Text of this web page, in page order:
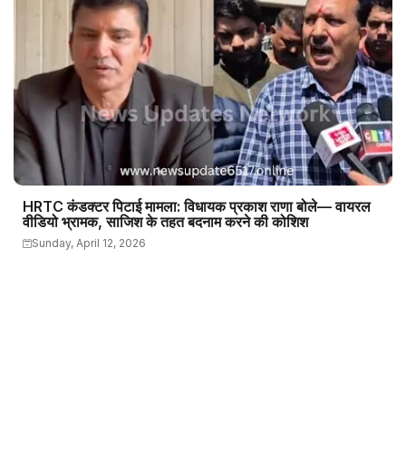
HRTC कंडक्टर पिटाई मामला: विधायक प्रकाश राणा बोले— वायरल
वीडियो भ्रामक, साजिश के तहत बदनाम करने की कोशिश
Sunday, April 12, 2026